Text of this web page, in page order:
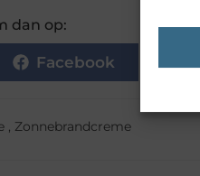
dan op:
Facebook
, Zonnebrandcreme